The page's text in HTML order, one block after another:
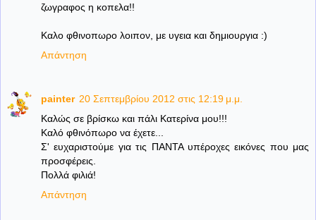
ζωγραφος η κοπελα!!
Καλο φθινοπωρο λοιπον, με υγεια και δημιουργια :)
Απάντηση
painter 20 Σεπτεμβρίου 2012 στις 12:19 μ.μ.
Καλώς σε βρίσκω και πάλι Κατερίνα μου!!!
Καλό φθινόπωρο να έχετε...
Σ' ευχαριστούμε για τις ΠΑΝΤΑ υπέροχες εικόνες που μας
προσφέρεις.
Πολλά φιλιά!
Απάντηση